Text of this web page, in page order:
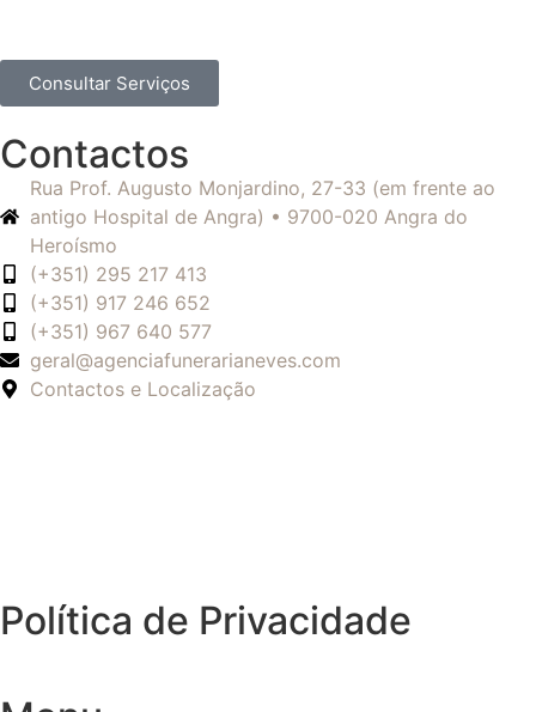
Consultar Serviços
Contactos
Rua Prof. Augusto Monjardino, 27-33 (em frente ao
antigo Hospital de Angra) • 9700-020 Angra do
Heroísmo
(+351) 295 217 413
(+351) 917 246 652
(+351) 967 640 577
geral@agenciafunerarianeves.com
Contactos e Localização
Política de Privacidade